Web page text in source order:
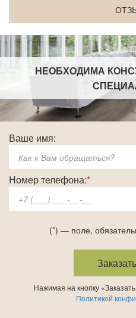
НЕОБХОДИМА
Ваше имя:
Номер телефона:*
(*) — поле,
Нажимая на кнопку
Политикой